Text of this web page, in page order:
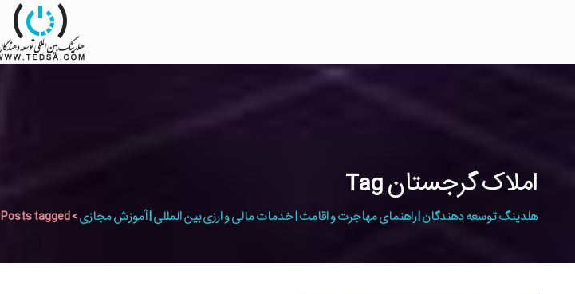
املاک گرجستان Tag
هلدینگ توسعه دهندگان | راهنمای مهاجرت و اقامت | خدمات مالی و ارزی بین المللی | آموزش مجازی>Posts tagged "املاک گرجستان"